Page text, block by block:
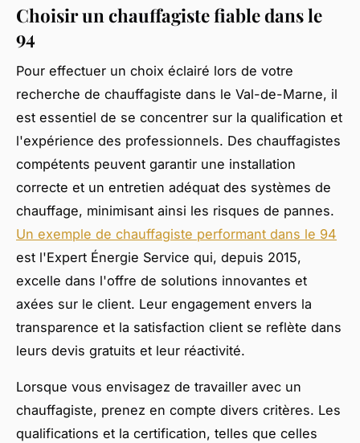
Choisir un chauffagiste fiable dans le
94
Pour effectuer un choix éclairé lors de votre
recherche de chauffagiste dans le Val-de-Marne, il
est essentiel de se concentrer sur la qualification et
l'expérience des professionnels. Des chauffagistes
compétents peuvent garantir une installation
correcte et un entretien adéquat des systèmes de
chauffage, minimisant ainsi les risques de pannes.
Un exemple de chauffagiste performant dans le 94
est l'Expert Énergie Service qui, depuis 2015,
excelle dans l'offre de solutions innovantes et
axées sur le client. Leur engagement envers la
transparence et la satisfaction client se reflète dans
leurs devis gratuits et leur réactivité.
Lorsque vous envisagez de travailler avec un
chauffagiste, prenez en compte divers critères. Les
qualifications et la certification, telles que celles